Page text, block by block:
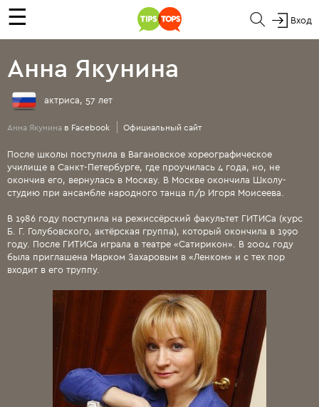
☰ Вход
Анна Якунина
актриса, 57 лет
Анна Якунина в Facebook Официальный сайт
После школы поступила в Вагановское хореографическое
училище в Санкт-Петербурге, где проучилась 4 года, но, не
окончив его, вернулась в Москву. В Москве окончила Школу-
студию при ансамбле народного танца п/р Игоря Моисеева.
В 1986 году поступила на режиссёрский факультет ГИТИСа (курс
Б. Г. Голубовского, актёрская группа), который окончила в 1990
году. После ГИТИСа играла в театре «Сатирикон». В 2004 году
была приглашена Марком Захаровым в «Ленком» и с тех пор
входит в его труппу.